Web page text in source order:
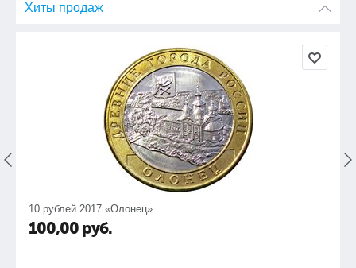
Хиты продаж
10 рублей 2017 «Олонец»
100,00 руб.